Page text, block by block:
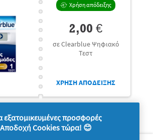
Χρήση απόδειξης
2,00 €
σε Clearblue Ψηφιακό
Τεστ
ΧΡΗΣΗ ΑΠΟΔΕΙΞΗΣ
εξατομικευμένες προσφορές
Αποδοχή Cookies τώρα! 😊